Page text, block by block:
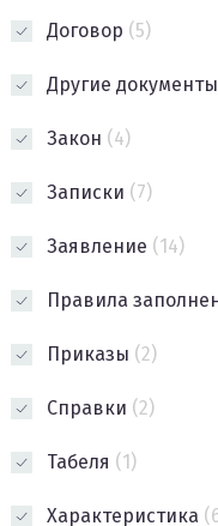
Договор (5)
Другие документы
Закон (4)
Записки (7)
Заявление (14)
Правила
Приказы (2)
Справки (2)
Табеля (1)
Характеристика